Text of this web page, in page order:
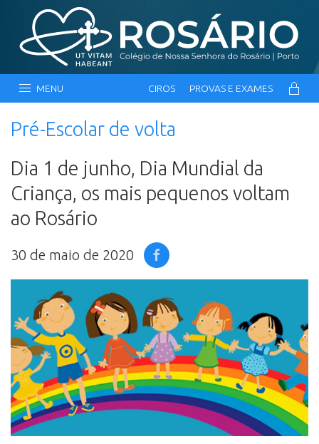
MENU CIROS PROVAS E EXAMES
Pré-Escolar de volta
Dia 1 de junho, Dia Mundial da
Criança, os mais pequenos voltam
ao Rosário
30 de maio de 2020